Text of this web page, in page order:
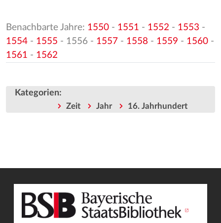
Benachbarte Jahre: 1550 - 1551 - 1552 - 1553 -
1554 - 1555 - 1556 - 1557 - 1558 - 1559 - 1560 -
1561 - 1562
Kategorien:
Zeit Jahr 16. Jahrhundert